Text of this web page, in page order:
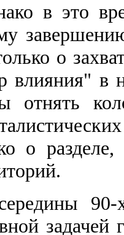
в это
о
влияния" в
отнять
о
90-
задачей